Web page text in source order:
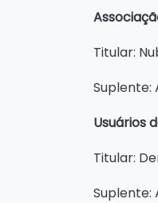
Titular:
Suplente:
Usuários
Titular:
Suplente: